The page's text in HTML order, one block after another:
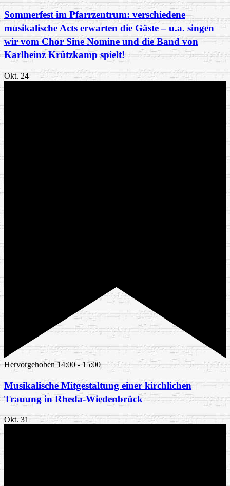
Sommerfest im Pfarrzentrum: verschiedene
musikalische Acts erwarten die Gäste – u.a. singen
wir vom Chor Sine Nomine und die Band von
Karlheinz Krützkamp spielt!
Okt.24
Hervorgehoben 14:00-15:00
Musikalische Mitgestaltung einer kirchlichen
Trauung in Rheda-Wiedenbrück
Okt. 31